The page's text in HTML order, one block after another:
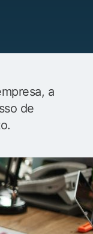
a
de